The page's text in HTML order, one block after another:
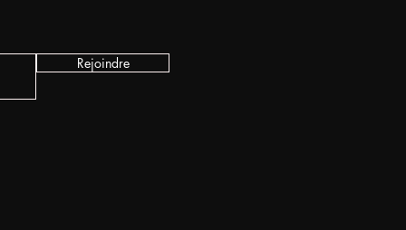
Rejoindre